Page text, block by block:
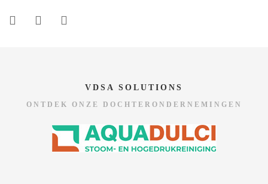
VDSA SOLUTIONS
ONTDEK ONZE DOCHTERONDERNEMINGEN